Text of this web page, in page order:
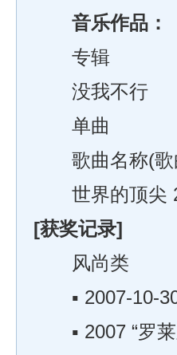
音乐作品：
专辑
没我不行
单曲
歌曲名称(歌
世界的顶尖
[获奖记录]
风尚类
▪ 2007-10-30
▪ 2007 “罗莱